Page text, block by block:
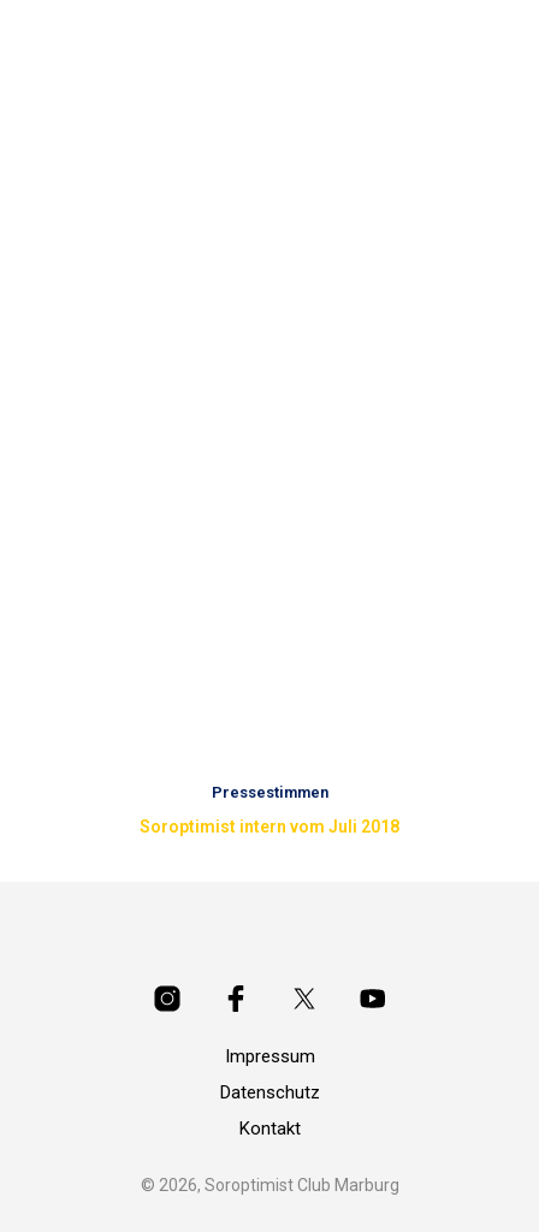
Pressestimmen
Soroptimist intern vom Juli 2018
Impressum
Datenschutz
Kontakt
© 2026, Soroptimist Club Marburg